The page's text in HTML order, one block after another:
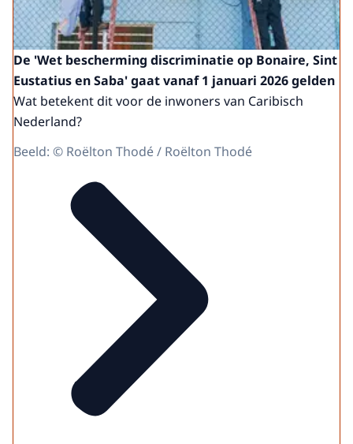
De 'Wet bescherming discriminatie op Bonaire, Sint
Eustatius en Saba' gaat vanaf 1 januari 2026 gelden
Wat betekent dit voor de inwoners van Caribisch
Nederland?
Beeld: © Roëlton Thodé / Roëlton Thodé